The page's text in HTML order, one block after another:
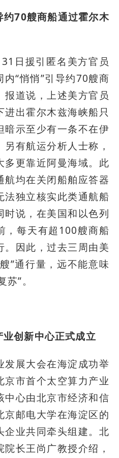
约70艘商船通过霍尔木
日援引匿名美方官员
“悄悄”引导约70艘商
道说，上述美方官员
出霍尔木兹海峡船只
暗示至少有一条不在伊
有航运分析人士称，
多更靠近阿曼海域。此
均在关闭船舶应答器
法独立核实此类通航船
时说，在美国和以色列
，每天有超100艘商船
因此，过去三周由美
”通行量，远不能意味
”。
创新中心正式成立
发展大会在海淀成功举
京市首个太空算力产业
中心由北京市经济和信
邮电大学在海淀区的
企业共同牵头组建。北
长王尚广教授介绍，